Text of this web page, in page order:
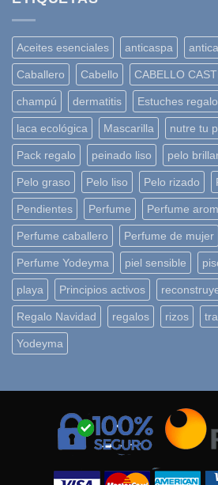
Aceites esenciales anticaspa
Caballero Cabello CABELLO
champú dermatitis Estuches regalo
laca ecológica Mascarilla nutre tu
Pack regalo peinado liso pelo
Pelo graso Pelo liso Pelo rizado
Pendientes Perfume Perfume
Perfume caballero Perfume de mujer
Perfume Yodeyma piel sensible
playa Principios activos
Regalo Navidad regalos rizos
Yodeyma